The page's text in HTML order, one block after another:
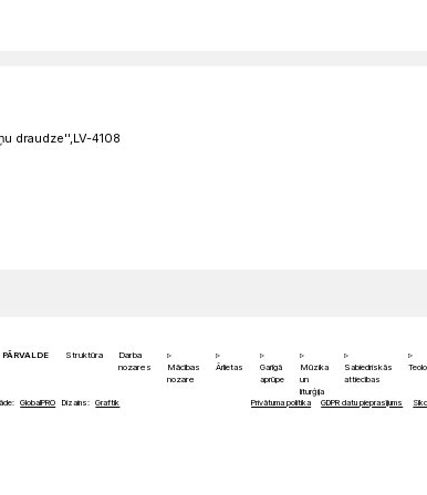
draudze'',LV-4108
PĀRVALDE Struktūra
Darba
nozares
Mācības
nozare
Ārlietas
Garīgā
aprūpe
Mūzika
un
liturģija
Sabiedriskās
attiecības
GlobalPRO Dizains: Graftik Privātuma politika GDPR datu pieprasījums